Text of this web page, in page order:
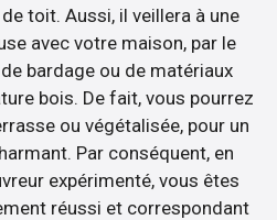
toit. Aussi, il veillera à une
avec votre maison, par le
bardage ou de matériaux
bois. De fait, vous pourrez
ou végétalisée, pour un
Par conséquent, en
expérimenté, vous êtes
réussi et correspondant